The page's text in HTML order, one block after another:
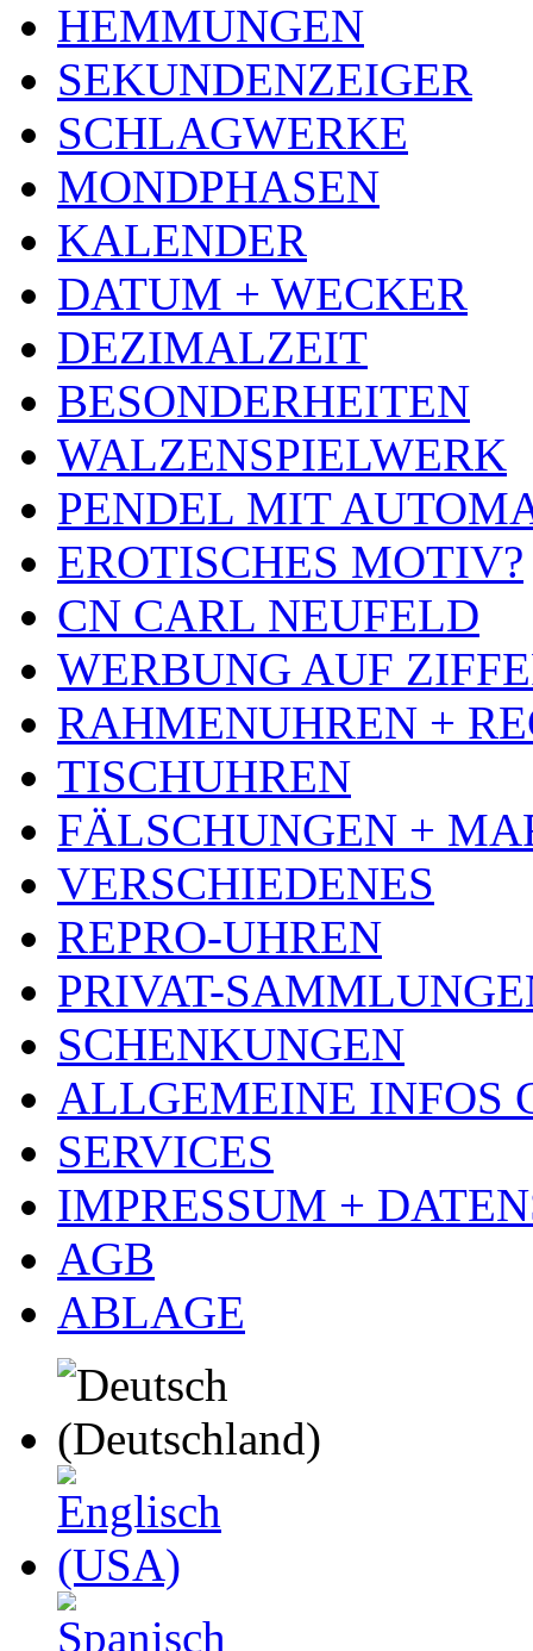
HEMMUNGEN
SEKUNDENZEIGER
SCHLAGWERKE
MONDPHASEN
KALENDER
DATUM + WECKER
DEZIMALZEIT
BESONDERHEITEN
WALZENSPIELWERK
PENDEL MIT
EROTISCHES MOTIV?
CN CARL NEUFELD
WERBUNG AUF
RAHMENUHREN +
TISCHUHREN
FÄLSCHUNGEN +
VERSCHIEDENES
REPRO-UHREN
PRIVAT-
SCHENKUNGEN
ALLGEMEINE INFOS
SERVICES
IMPRESSUM +
AGB
ABLAGE